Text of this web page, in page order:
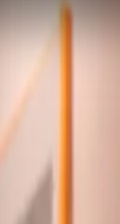
QuotCraft